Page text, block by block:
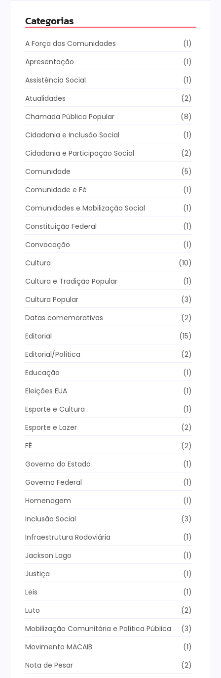
Categorias
A Força das Comunidades
(1)
Apresentação
(1)
Assistência Social
(1)
Atualidades
(2)
Chamada Pública Popular
(8)
Cidadania e Inclusão Social
(1)
Cidadania e Participação Social
(2)
Comunidade
(5)
Comunidade e Fé
(1)
Comunidades e Mobilização Social
(1)
Constituição Federal
(1)
Convocação
(1)
Cultura
(10)
Cultura e Tradição Popular
(1)
Cultura Popular
(3)
Datas comemorativas
(2)
Editorial
(15)
Editorial/Política
(2)
Educação
(1)
Eleições EUA
(1)
Esporte e Cultura
(1)
Esporte e Lazer
(2)
FÉ
(2)
Governo do Estado
(1)
Governo Federal
(1)
Homenagem
(1)
Inclusão Social
(3)
Infraestrutura Rodoviária
(1)
Jackson Lago
(1)
Justiça
(1)
Leis
(1)
Luto
(2)
Mobilização Comunitária e Política Pública
(3)
Movimento MACAIB
(1)
Nota de Pesar
(2)